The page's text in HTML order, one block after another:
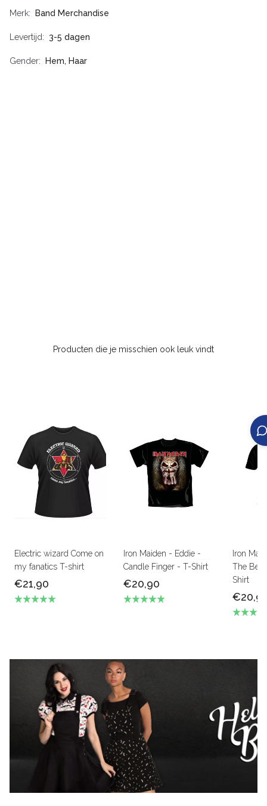
Merk Band Merchandise
Levertijd 3-5 dagen
Gender Hem, Haar
Producten die je misschien ook leuk vindt
Electric wizard Come on
my fanatics T-shirt
€21,90
Iron Maiden - Eddie -
Candle Finger - T-Shirt
€20,90
Iron
The
Shirt